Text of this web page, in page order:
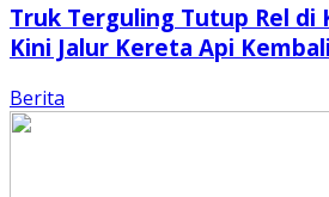
Truk Terguling Tutup Rel di
Kini Jalur Kereta Api
Berita